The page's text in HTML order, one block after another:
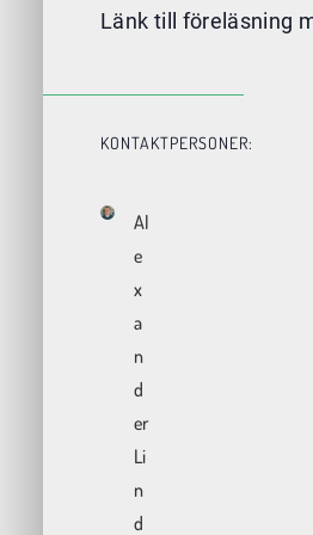
Länk till föreläsning
KONTAKTPERSONER:
Al
e
x
a
n
d
er
Li
n
d